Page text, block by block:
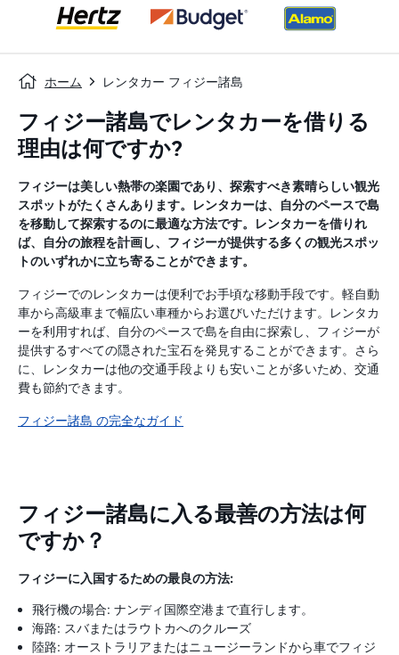
ホーム レンタカー フィジー諸島
フィジー諸島でレンタカーを借りる
理由は何ですか?
フィジーは美しい熱帯の楽園であり、探索すべき素晴らしい観光
スポットがたくさんあります。レンタカーは、自分のペースで島
を移動して探索するのに最適な方法です。レンタカーを借りれ
ば、自分の旅程を計画し、フィジーが提供する多くの観光スポッ
トのいずれかに立ち寄ることができます。
フィジーでのレンタカーは便利でお手頃な移動手段です。軽自動
車から高級車まで幅広い車種からお選びいただけます。レンタカ
ーを利用すれば、自分のペースで島を自由に探索し、フィジーが
提供するすべての隠された宝石を発見することができます。さら
に、レンタカーは他の交通手段よりも安いことが多いため、交通
費も節約できます。
フィジー諸島 の完全なガイド
フィジー諸島に入る最善の方法は何
ですか？
フィジーに入国するための最良の方法:
飛行機の場合: ナンディ国際空港まで直行します。
海路: スバまたはラウトカへのクルーズ
陸路: オーストラリアまたはニュージーランドから車でフィジ